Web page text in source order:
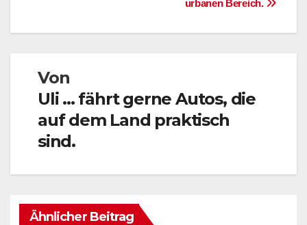
urbanen Bereich.
Von
Uli ... fährt gerne Autos, die
auf dem Land praktisch
sind.
Ähnlicher Beitrag